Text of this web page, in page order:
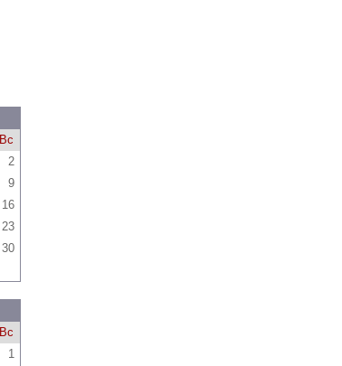
Вс
2
9
16
23
30
Вс
1